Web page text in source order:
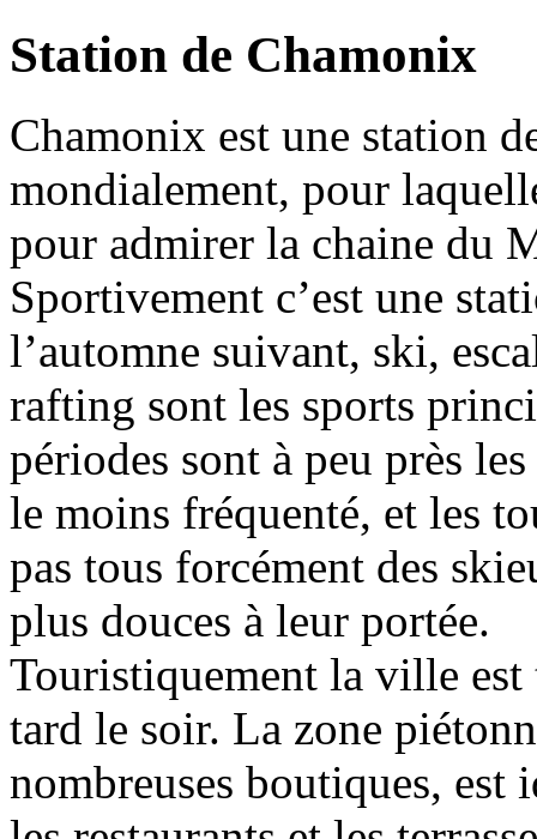
Station de Chamonix
Chamonix est une station
mondialement, pour
pour admirer la chaine du
Sportivement c’est une
l’automne suivant, ski,
rafting sont les sports
périodes sont à peu près
le moins fréquenté, et les
pas tous forcément des
plus douces à leur portée.
Touristiquement la ville est
tard le soir. La zone
nombreuses boutiques, est